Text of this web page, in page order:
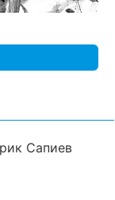
Сапиев